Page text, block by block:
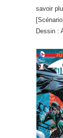
savoir
Dessin :